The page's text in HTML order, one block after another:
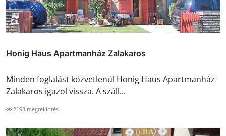
Honig Haus Apartmanház Zalakaros
Minden foglalást közvetlenül Honig Haus Apartmanház
Zalakaros igazol vissza. A száll...
2193 megtekintés